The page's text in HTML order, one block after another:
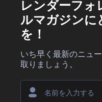
レンダーフォ
ルマガジンに
を！
いち早く最新のニュ
取りましょう。